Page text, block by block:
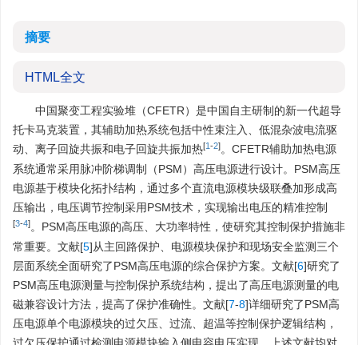
摘要
HTML全文
中国聚变工程实验堆（CFETR）是中国自主研制的新一代超导
托卡马克装置，其辅助加热系统包括中性束注入、低混杂波电流驱
动、离子回旋共振和电子回旋共振加热[1-2]。CFETR辅助加热电源
系统通常采用脉冲阶梯调制（PSM）高压电源进行设计。PSM高压
电源基于模块化拓扑结构，通过多个直流电源模块级联叠加形成高
压输出，电压调节控制采用PSM技术，实现输出电压的精准控制
[3-4]。PSM高压电源的高压、大功率特性，使研究其控制保护措施非
常重要。文献[5]从主回路保护、电源模块保护和现场安全监测三个
层面系统全面研究了PSM高压电源的综合保护方案。文献[6]研究了
PSM高压电源测量与控制保护系统结构，提出了高压电源测量的电
磁兼容设计方法，提高了保护准确性。文献[7-8]详细研究了PSM高
压电源单个电源模块的过欠压、过流、超温等控制保护逻辑结构，